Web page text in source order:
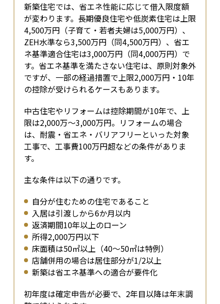
新築住宅では、省エネ性能に応じて借入限度額
が変わります。長期優良住宅や低炭素住宅は上限
4,500万円（子育て・若者夫婦は5,000万円）、
ZEH水準なら3,500万円（同4,500万円）、省エ
ネ基準適合住宅は3,000万円（同4,000万円）で
す。省エネ基準を満たさない住宅は、原則対象外
ですが、一部の経過措置で上限2,000万円・10年
の控除が受けられるケースもあります。
中古住宅やリフォームは控除期間が10年で、上
限は2,000万〜3,000万円。リフォームの場合
は、耐震・省エネ・バリアフリーといった対象
工事で、工事費100万円超などの条件がありま
す。
主な条件は以下の通りです。
自分が住むための住宅であること
入居は引渡しから6か月以内
返済期間10年以上のローン
所得2,000万円以下
床面積は50㎡以上（40〜50㎡は特例）
店舗併用の場合は居住部分が1/2以上
新築は省エネ基準への適合が要件化
初年度は確定申告が必要で、2年目以降は年末調